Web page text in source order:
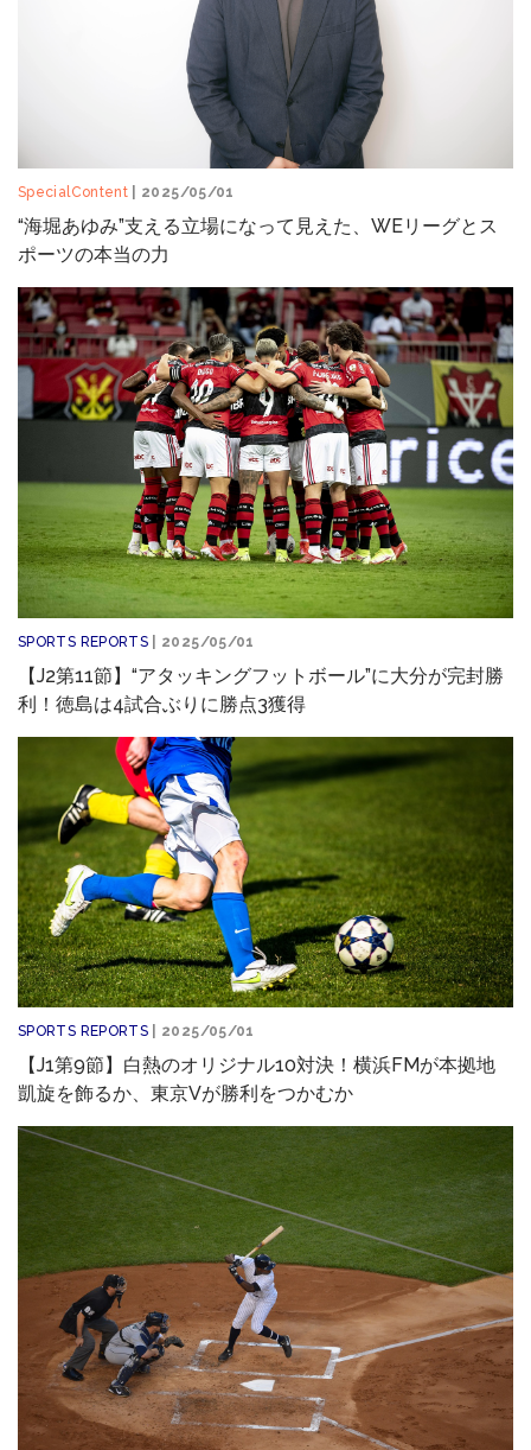
SpecialContent | 2025/05/01
“海堀あゆみ”支える立場になって見えた、WEリーグとス
ポーツの本当の力
SPORTS REPORTS | 2025/05/01
【J2第11節】“アタッキングフットボール”に大分が完封勝
利！徳島は4試合ぶりに勝点3獲得
SPORTS REPORTS | 2025/05/01
【J1第9節】白熱のオリジナル10対決！横浜FMが本拠地
凱旋を飾るか、東京Vが勝利をつかむか